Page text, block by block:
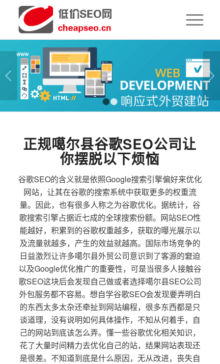
下一页
1 2
正规噶尔县谷歌SEO公司让
你摆脱以下烦恼
谷歌SEO的含义就是依照Google搜索引擎偏好来优化
网站，让其在谷歌的搜索系统中获取更多的权重流
量。因此，也有很多人称之为谷歌优化。据统计，谷
歌搜索引擎占据近七成的全球搜索份额。网站SEO性
能越好，积累到的谷歌权重越多，获取的曝光展示以
及流量就越多，产生的效益就越高。国际市场竞争的
日益激烈让许多噶尔县外贸公司意识到了客源的窘迫
以及Google优化推广的重要性，可是当很多人接触谷
歌SEO这块后会发现自己做或者选择噶尔县SEO公司
外包服务都不容易。想自学谷歌SEO会发现要弄明白
的东西太多太杂还牵扯到网站编程，很多东西都是只
谈道理，没有说明如何具体操作，不知从何着手，自
己的网站到底该怎么弄。懂一些谷歌优化相关知识，
花了大量时间精力去优化自己的站，结果网站表现还
是很差。不知道到底是什么原因，无从改进，丧失自